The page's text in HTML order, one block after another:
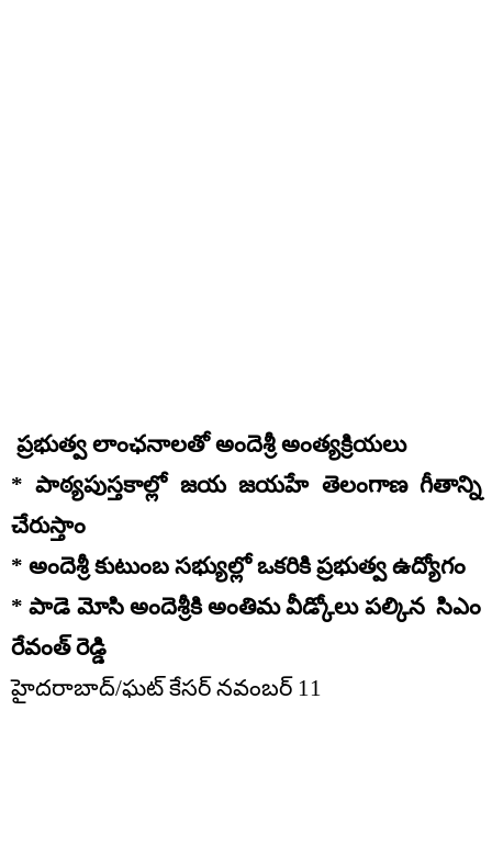
ప్రభుత్వ లాంఛనాలతో అందెశ్రీ అంత్యక్రియలు
* పాఠ్యపుస్తకాల్లో జయ జయహే తెలంగాణ గీతాన్ని
చేరుస్తాం
* అందెశ్రీ కుటుంబ సభ్యుల్లో ఒకరికి ప్రభుత్వ ఉద్యోగం
* పాడె మోసి అందెశ్రీకి అంతిమ వీడ్కోలు పల్కిన సిఎం
రేవంత్ రెడ్డి
హైదరాబాద్/ఘట్ కేసర్ నవంబర్ 11